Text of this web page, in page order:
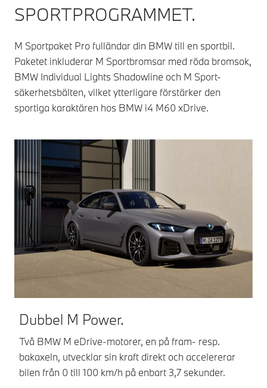
SPORTPROGRAMMET.
M Sportpaket Pro fulländar din BMW till en sportbil.
Paketet inkluderar M Sportbromsar med röda bromsok,
BMW Individual Lights Shadowline och M Sport-
säkerhetsbälten, vilket ytterligare förstärker den
sportiga karaktären hos BMW i4 M60 xDrive.
Dubbel M Power.
Två BMW M eDrive-motorer, en på fram- resp.
bakaxeln, utvecklar sin kraft direkt och accelererar
bilen från 0 till 100 km/h på enbart 3,7 sekunder.